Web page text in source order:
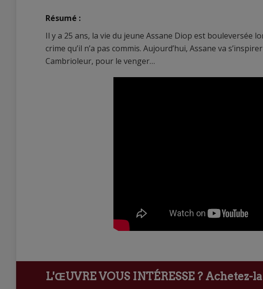
Résumé :
Il y a 25 ans, la vie du jeune Assane Diop est bouleversée
crime qu’il n’a pas commis. Aujourd’hui, Assane va
Cambrioleur, pour le venger…
L'ŒUVRE VOUS INTÉRESSE ? Achetez-